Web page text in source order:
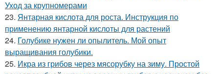
Уход за крупномерами
23. Янтарная кислота для роста. Инструкция по
применению янтарной кислоты для растений
24. Голубике нужен ли опылитель. Мой опыт
выращивания голубики.
25. Икра из грибов через мясорубку на зиму. Простой